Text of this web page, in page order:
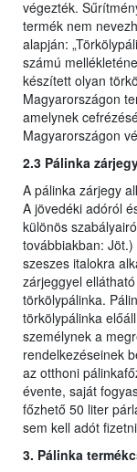
végezték.
termék nem
alapján:
számú
készített olyan
Magyarországon
amelynek
Magyarországon
2.3 Pálinka
A pálinka zárjegy
A jövedéki adóról
különös
továbbiakban:
szeszes italokra
zárjeggyel
törkölypálinka.
törkölypálinka
személynek a
rendelkezéseinek
az otthoni
évente, saját
főzhető 50 liter
sem kell adót
3. Pálinka